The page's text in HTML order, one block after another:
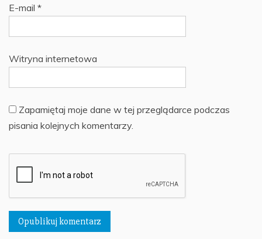
E-mail *
Witryna internetowa
Zapamiętaj moje dane w tej przeglądarce podczas
pisania kolejnych komentarzy.